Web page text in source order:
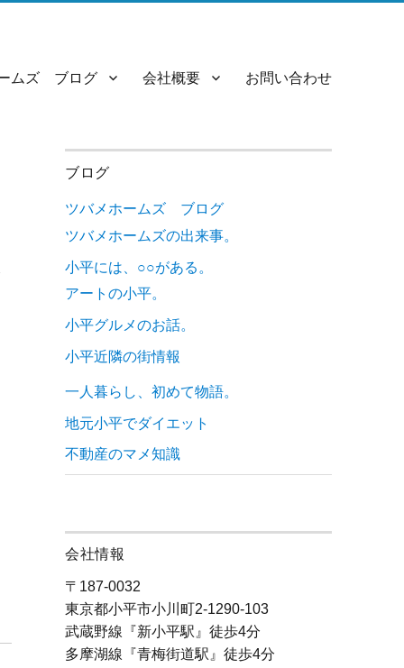
ムズ ブログ 会社概要 お問い合わせ
ブログ
ツバメホームズ ブログ
ツバメホームズの出来事。
小平には、○○がある。
アートの小平。
小平グルメのお話。
小平近隣の街情報
一人暮らし、初めて物語。
地元小平でダイエット
不動産のマメ知識
会社情報
〒187-0032
東京都小平市小川町2-1290-103
武蔵野線『新小平駅』徒歩4分
多摩湖線『青梅街道駅』徒歩4分